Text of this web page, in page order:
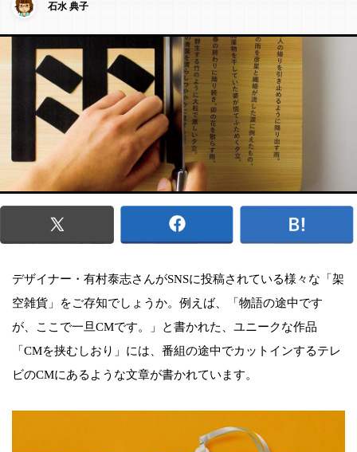
石水 典子
デザイナー・有村泰志さんがSNSに投稿されている様々な「架
空雑貨」をご存知でしょうか。例えば、「物語の途中です
が、ここで一旦CMです。」と書かれた、ユニークな作品
「CMを挟むしおり」には、番組の途中でカットインするテレ
ビのCMにあるような文章が書かれています。